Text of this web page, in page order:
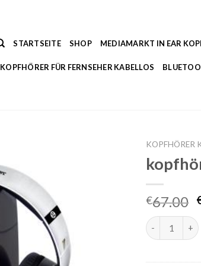
STARTSEITE SHOP MEDIAMARKT IN EAR
KOPFHÖRER FÜR FERNSEHER KABELLOS
KOPFHÖRER
€67.00
kopfhörer